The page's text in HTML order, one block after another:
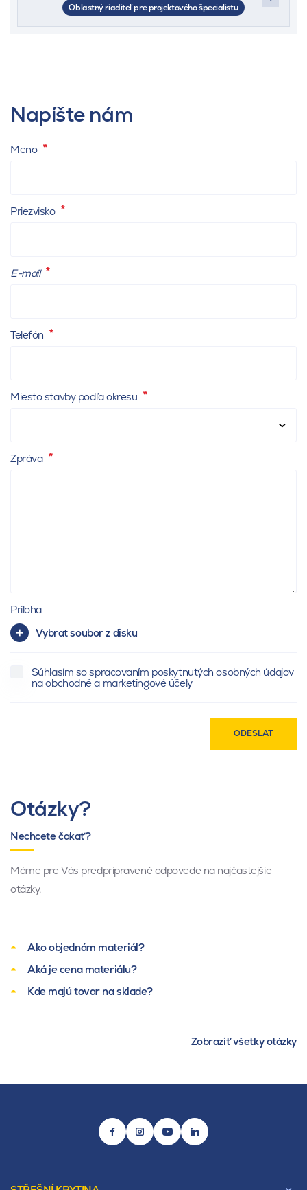
Oblastný riaditeľ pre projektového špecialistu
Napíšte nám
Meno
Priezvisko
E-mail
Telefón
Miesto stavby podľa okresu
Zpráva
Príloha
Vybrat soubor z disku
Súhlasím so spracovaním poskytnutých osobných údajov
na obchodné a marketingové účely
ODESLAT
Otázky?
Nechcete čakať?
Máme pre Vás predpripravené odpovede na najčastejšie
otázky.
Ako objednám materiál?
Aká je cena materiálu?
Kde majú tovar na sklade?
Zobraziť všetky otázky